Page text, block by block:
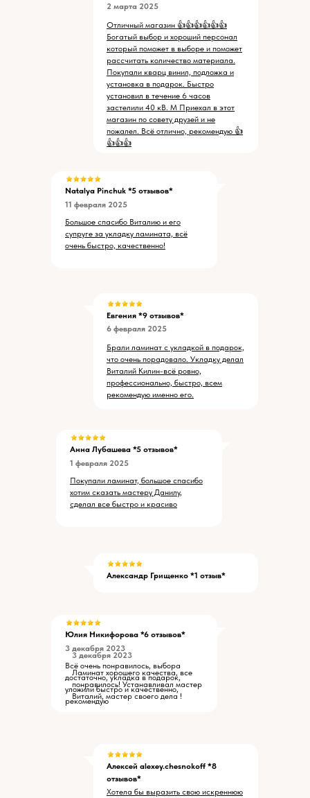
Natalya Pinchuk *5 отзывов*
11 февраля 2025
Большое спасибо Виталию и его
супруге за укладку ламината, всё
очень быстро, качественно!
Отличный магазин 👍👍👍👍👍👍
Богатый выбор и хороший персонал
который поможет в выборе и поможет
рассчитать количество материала.
Покупали кварц винил, подложка и
установка в подарок. Быстро
установил в течение 6 часов
застелили 40 кВ. М Приехал в этот
магазин по совету друзей и не
пожалел. Всё отлично, рекомендую 👍
👍👍👍
2 марта 2025
Анна Лубашева *5 отзывов*
1 февраля 2025
Покупали ламинат, большое спасибо
хотим сказать мастеру Данилу,
сделал все быстро и красиво
Евгения *9 отзывов*
Брали ламинат с укладкой в подарок,
что очень порадовало. Укладку делал
Виталий Килин-всё ровно,
профессионально, быстро, всем
рекомендую именно его.
6 февраля 2025
Юлия Никифорова *6 отзывов*
3 декабря 2023
Всё очень понравилось, выбора
достаточно, укладка в подарок,
уложили быстро и качественно,
рекомендую
Александр Грищенко *1 отзыв*
Ламинат хорошего качества, все
понравилось! Устанавливал мастер
Виталий, мастер своего дела !
3 декабря 2023
Алексей alexey.chesnokoff *8
отзывов*
Хотела бы выразить свою искреннюю